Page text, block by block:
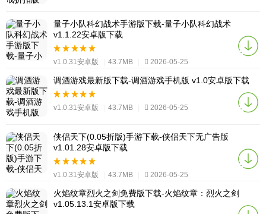
量子小队科幻战术手游版下载-量子小队科幻战术
v1.1.22安卓版下载
v1.0.31安卓版 43.7MB 2026-05-25
调酒游戏最新版下载-调酒游戏手机版 v1.0安卓版下载
v1.0.31安卓版 43.7MB 2026-05-25
侠侣天下(0.05折版)手游下载-侠侣天下无广告版
v1.01.28安卓版下载
v1.0.31安卓版 43.7MB 2026-05-25
火焰纹章烈火之剑免费版下载-火焰纹章：烈火之剑
v1.05.13.1安卓版下载